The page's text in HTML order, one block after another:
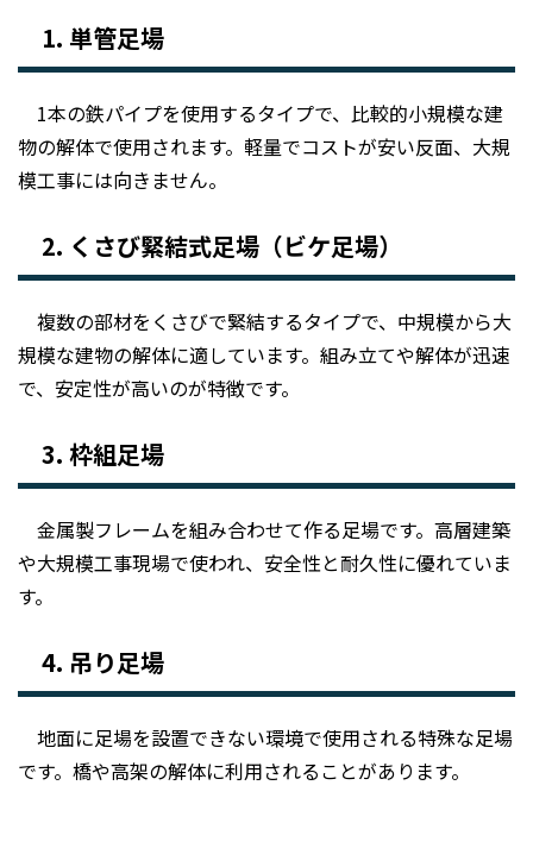
1. 単管足場
1本の鉄パイプを使用するタイプで、比較的小規模な建
物の解体で使用されます。軽量でコストが安い反面、大規
模工事には向きません。
2. くさび緊結式足場（ビケ足場）
複数の部材をくさびで緊結するタイプで、中規模から大
規模な建物の解体に適しています。組み立てや解体が迅速
で、安定性が高いのが特徴です。
3. 枠組足場
金属製フレームを組み合わせて作る足場です。高層建築
や大規模工事現場で使われ、安全性と耐久性に優れていま
す。
4. 吊り足場
地面に足場を設置できない環境で使用される特殊な足場
です。橋や高架の解体に利用されることがあります。